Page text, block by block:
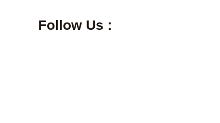
Follow Us :